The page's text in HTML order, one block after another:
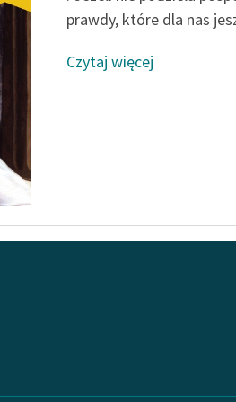
prawdy, które dla nas
Czytaj więcej